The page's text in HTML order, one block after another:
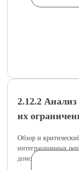
2.12.2
их
Обзор и
интеграционных
домов.